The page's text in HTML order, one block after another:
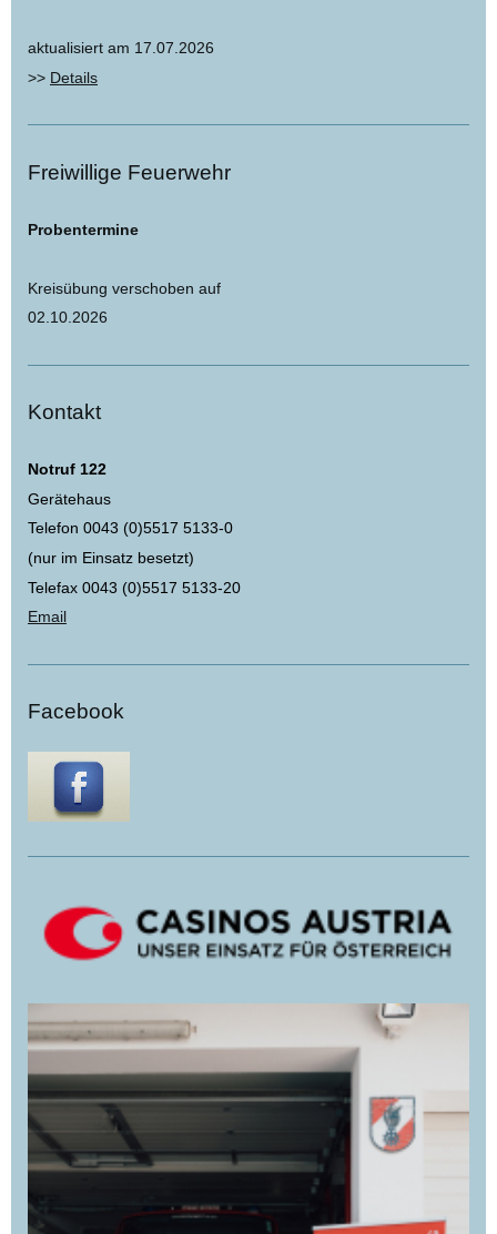
aktualisiert am 17.07.2026
>> Details
Freiwillige Feuerwehr
Probentermine
Kreisübung verschoben auf
02.10.2026
Kontakt
Notruf 122
Gerätehaus
Telefon 0043 (0)5517 5133-0
(nur im Einsatz besetzt)
Telefax 0043 (0)5517 5133-20
Email
Facebook